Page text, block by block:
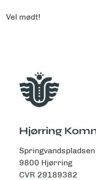
Vel mødt!
Hjørring
9800 Hjørring
CVR 29189382